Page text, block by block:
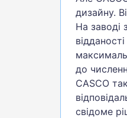
дизайну.
На заводі
до
CASCO
свідоме